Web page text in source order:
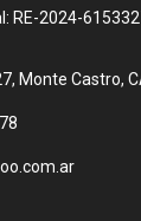
RE-2024-
Monte Castro,